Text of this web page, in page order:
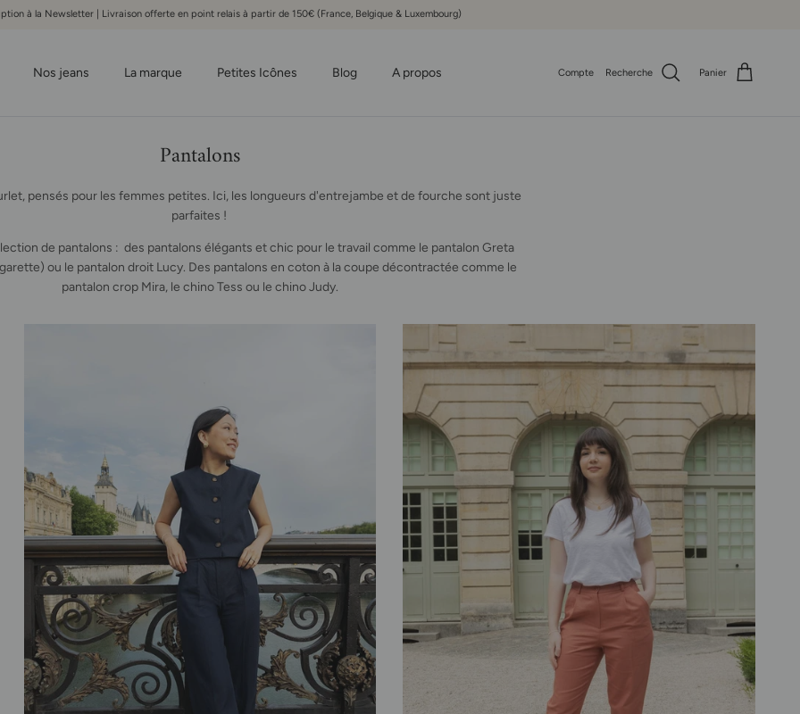
à la Newsletter | Livraison offerte en point relais à partir de 150€ (France, Belgique & Luxembourg)
Nos jeans La marque Petites Icônes Blog A propos Compte Recherche Panier
Pantalons
pensés pour les femmes petites. Ici, les longueurs d'entrejambe et de fourche sont juste
parfaites !
de pantalons : des pantalons élégants et chic pour le travail comme le pantalon Greta
ou le pantalon droit Lucy. Des pantalons en coton à la coupe décontractée comme le
pantalon crop Mira, le chino Tess ou le chino Judy.